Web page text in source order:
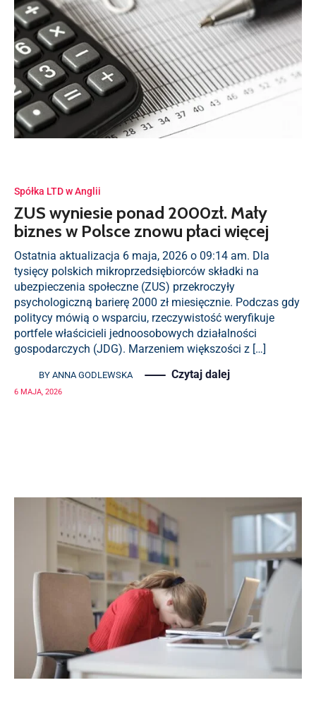
Spółka LTD w Anglii
ZUS wyniesie ponad 2000zł. Mały
biznes w Polsce znowu płaci więcej
Ostatnia aktualizacja 6 maja, 2026 o 09:14 am. Dla
tysięcy polskich mikroprzedsiębiorców składki na
ubezpieczenia społeczne (ZUS) przekroczyły
psychologiczną barierę 2000 zł miesięcznie. Podczas gdy
politycy mówią o wsparciu, rzeczywistość weryfikuje
portfele właścicieli jednoosobowych działalności
gospodarczych (JDG). Marzeniem większości z […]
BY ANNA GODLEWSKA Czytaj dalej
6 MAJA, 2026